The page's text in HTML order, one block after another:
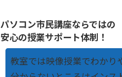
パソコン市民講座ならではの
安心の授業サポート体制！
教室では映像授業でわかり